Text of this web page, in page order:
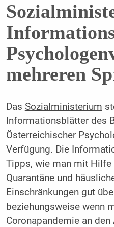
mehreren
Das Sozialministerium
Informationsblätter des
Österreichischer
Verfügung. Die
Tipps, wie man mit
Quarantäne und
Einschränkungen gut
beziehungsweise wenn
Coronapandemie an